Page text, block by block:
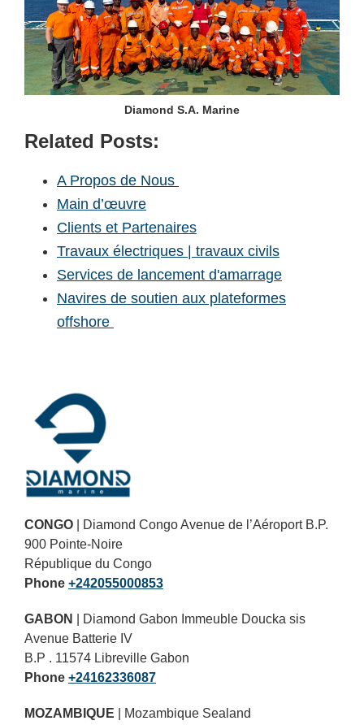
Diamond S.A. Marine
Related Posts:
A Propos de Nous
Main d’œuvre
Clients et Partenaires
Travaux électriques | travaux civils
Services de lancement d'amarrage
Navires de soutien aux plateformes
offshore
Primary
Sidebar
CONGO | Diamond Congo Avenue de l’Aéroport B.P.
900 Pointe-Noire
République du Congo
Phone +242055000853
GABON
| Diamond Gabon Immeuble Doucka sis
Avenue Batterie IV
B.P . 11574 Libreville Gabon
Phone +24162336087
MOZAMBIQUE | Mozambique Sealand